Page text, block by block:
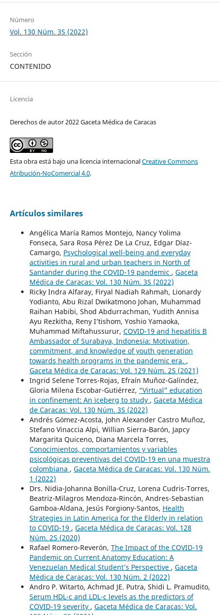
Número
Vol. 130 Núm. 3S (2022)
Sección
CONTENIDO
Licencia
Derechos de autor 2022 Gaceta Médica de Caracas
Esta obra está bajo una licencia internacionalCreative Commons
Atribución-NoComercial 4.0.
Artículos similares
Angélica María Ramos Montejo, Nancy Yolima
Fonseca, Sara Rosa Pérez De La Cruz, Edgar Díaz-
Camargo, Psychological well-being and everyday
activities in rural and urban teachers in North of
Santander during the COVID-19 pandemic , Gaceta
Médica de Caracas: Vol. 130 Núm. 3S (2022)
Ricky Indra Alfaray, Firyal Nadiah Rahmah, Lionardy
Yodianto, Abu Rizal Dwikatmono Johan, Muhammad
Raihan Habibi, Shod Abdurrachman, Yudith Annisa
Ayu Rezkitha, Reny I’tishom, Yoshio Yamaoka,
Muhammad Miftahussurur, COVID-19 and hepatitis B
Ambassador of Surabaya, Indonesia: Motivation,
commitment, and knowledge of youth generation
towards health programs in the pandemic era. ,
Gaceta Médica de Caracas: Vol. 129 Núm. 2S (2021)
Ingrid Selene Torres-Rojas, Efraín Muñoz-Galíndez,
Gloria Milena Escobar-Gutiérrez, “Virtual” education
in confinement: An iceberg to study , Gaceta Médica
de Caracas: Vol. 130 Núm. 3S (2022)
Andrés Gómez-Acosta, John Alexander Castro Muñoz,
Stefano Vinaccia Alpi, Willian Sierra-Barón, Japcy
Margarita Quiceno, Diana Marcela Torres,
Conocimientos, comportamientos y variables
psicológicas preventivas del COVID-19 en una muestra
colombiana , Gaceta Médica de Caracas: Vol. 130 Núm.
1 (2022)
Drs. Nidia-Johanna Bonilla-Cruz, Lorena Cudris-Torres,
Beatriz-Milagros Mendoza-Rincón, Andres-Sebastian
Gamboa-Aldana, Jesús Forgiony-Santos, Health
Strategies in Latin America for the Elderly in relation
to COVID-19 , Gaceta Médica de Caracas: Vol. 128
Núm. 2S (2020)
Rafael Romero-Reverón, The Impact of the COVID-19
Pandemic on Current Anatomy Education: A
Venezuelan Medical Student’s Perspective , Gaceta
Médica de Caracas: Vol. 130 Núm. 2 (2022)
Andro P. Witarto, Achmad JE. Putra, Shidi L. Pramudito,
Serum HDL-c and LDL-c levels as the predictors of
COVID-19 severity , Gaceta Médica de Caracas: Vol.